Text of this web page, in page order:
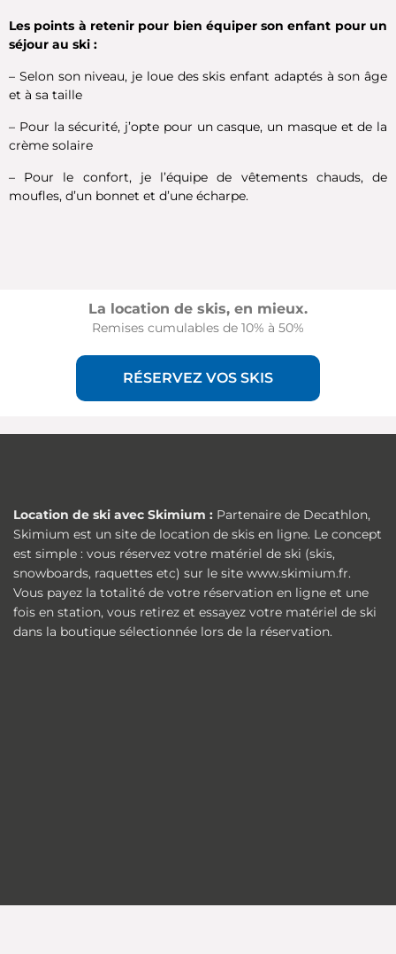
Les points à retenir pour bien équiper son enfant pour un
séjour au ski :
– Selon son niveau, je loue des skis enfant adaptés à son âge
et à sa taille
– Pour la sécurité, j’opte pour un casque, un masque et de la
crème solaire
– Pour le confort, je l’équipe de vêtements chauds, de
moufles, d’un bonnet et d’une écharpe.
La location de skis, en mieux.
Remises cumulables de 10% à 50%
RÉSERVEZ VOS SKIS
Location de ski avec Skimium : Partenaire de Decathlon,
Skimium est un site de location de skis en ligne. Le concept
est simple : vous réservez votre matériel de ski (skis,
snowboards, raquettes etc) sur le site www.skimium.fr.
Vous payez la totalité de votre réservation en ligne et une
fois en station, vous retirez et essayez votre matériel de ski
dans la boutique sélectionnée lors de la réservation.